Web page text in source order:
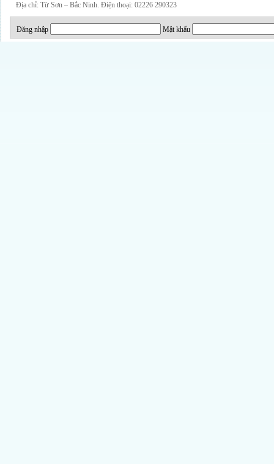
Địa chỉ: Từ Sơn – Bắc Ninh. Điện thoại: 02226 290323
Đăng nhập Mật khẩu